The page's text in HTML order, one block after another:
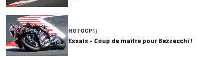
MOTOGP1 j
Essais - Coup de maître pour Bezzecchi !